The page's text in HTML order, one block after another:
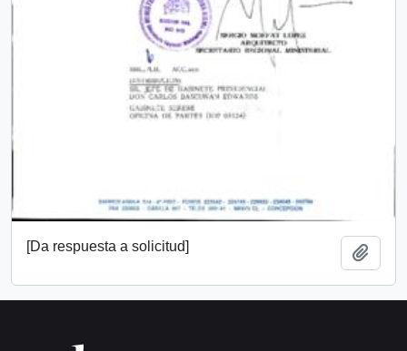
[Da respuesta a solicitud]